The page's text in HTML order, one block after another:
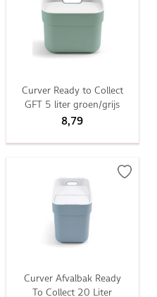
Curver Ready to Collect
GFT 5 liter groen/grijs
8,79
Curver Afvalbak Ready
To Collect 20 Liter